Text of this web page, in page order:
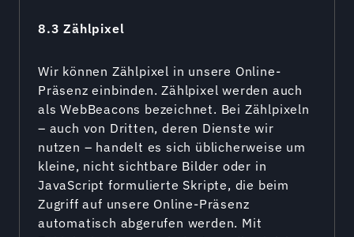
8.3 Zählpixel
Wir können Zählpixel in unsere Online-
Präsenz einbinden. Zählpixel werden auch
als WebBeacons bezeichnet. Bei Zählpixeln
– auch von Dritten, deren Dienste wir
nutzen – handelt es sich üblicherweise um
kleine, nicht sichtbare Bilder oder in
JavaScript formulierte Skripte, die beim
Zugriff auf unsere Online-Präsenz
automatisch abgerufen werden. Mit